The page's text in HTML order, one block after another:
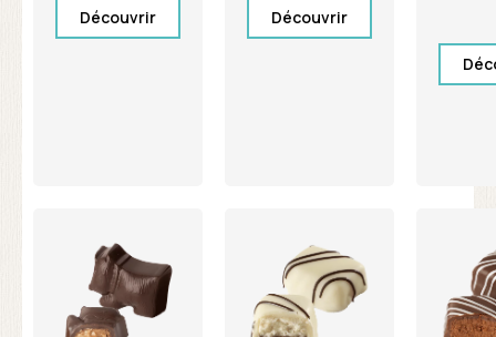
Découvrir Découvrir